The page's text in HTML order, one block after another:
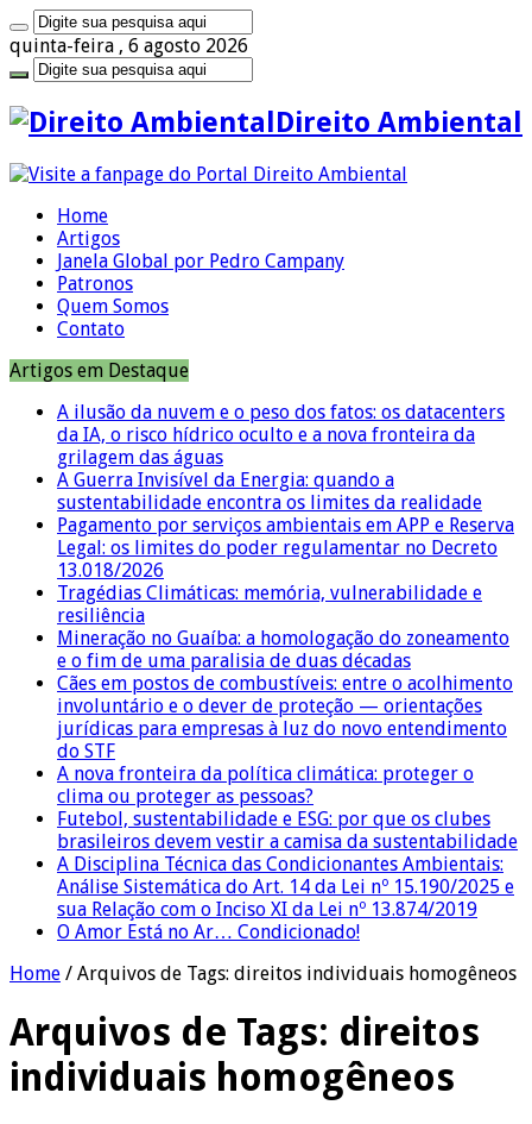
quinta-feira , 6 agosto 2026
Direito Ambiental
Home
Artigos
Janela Global por Pedro Campany
Patronos
Quem Somos
Contato
Artigos em Destaque
A ilusão da nuvem e o peso dos fatos: os datacenters
da IA, o risco hídrico oculto e a nova fronteira da
grilagem das águas
A Guerra Invisível da Energia: quando a
sustentabilidade encontra os limites da realidade
Pagamento por serviços ambientais em APP e Reserva
Legal: os limites do poder regulamentar no Decreto
13.018/2026
Tragédias Climáticas: memória, vulnerabilidade e
resiliência
Mineração no Guaíba: a homologação do zoneamento
e o fim de uma paralisia de duas décadas
Cães em postos de combustíveis: entre o acolhimento
involuntário e o dever de proteção — orientações
jurídicas para empresas à luz do novo entendimento
do STF
A nova fronteira da política climática: proteger o
clima ou proteger as pessoas?
Futebol, sustentabilidade e ESG: por que os clubes
brasileiros devem vestir a camisa da sustentabilidade
A Disciplina Técnica das Condicionantes Ambientais:
Análise Sistemática do Art. 14 da Lei nº 15.190/2025 e
sua Relação com o Inciso XI da Lei nº 13.874/2019
O Amor Está no Ar… Condicionado!
Home / Arquivos de Tags: direitos individuais homogêneos
Arquivos de Tags: direitos
individuais homogêneos